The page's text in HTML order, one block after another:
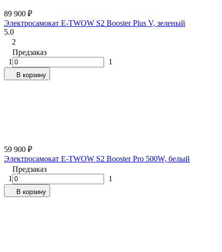
89 900 ₽
Электросамокат E-TWOW S2 Booster Plus V, зеленый
5.0
2
Предзаказ
1
1
В корзину
59 900 ₽
Электросамокат E-TWOW S2 Booster Pro 500W, белый
Предзаказ
1
1
В корзину